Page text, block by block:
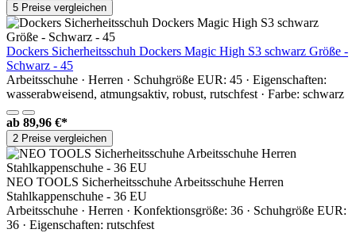
5 Preise vergleichen
Dockers Sicherheitsschuh Dockers Magic High S3 schwarz Größe -
Schwarz - 45
Arbeitsschuhe · Herren · Schuhgröße EUR: 45 · Eigenschaften:
wasserabweisend, atmungsaktiv, robust, rutschfest · Farbe: schwarz
ab 89,96 €*
2 Preise vergleichen
NEO TOOLS Sicherheitsschuhe Arbeitsschuhe Herren
Stahlkappenschuhe - 36 EU
Arbeitsschuhe · Herren · Konfektionsgröße: 36 · Schuhgröße EUR:
36 · Eigenschaften: rutschfest